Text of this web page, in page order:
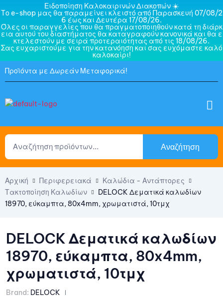
Ειδοποίηση Καλοκαιρινών Διακοπών ☀️
Το e-shop μας θα παραμείνει κλειστό από Παρασκευή 07/08/2
6 έως και Δευτέρα 17/08/26.
Όλες οι παραγγελίες που θα πραγματοποιηθούν κατά τη διάρκ
εια αυτού του διαστήματος θα καταγραφούν κανονικά και θα ε
κτελεστούν με σειρά προτεραιότητας από τις 18/08/26.
Σας ευχαριστούμε για την κατανόηση και σας ευχόμαστε καλό
καλοκαίρι!
Προϊόντα με Δωρεάν Μεταφορικά!
Αναζήτηση
Αρχική Περιφερειακά
Καλώδια - Αντάπτορες
Τακτοποίηση Καλωδίων
DELOCK Δεματικά καλωδίων
18970, εύκαμπτα, 80x4mm, χρωματιστά, 10τμχ
DELOCK Δεματικά καλωδίων
18970, εύκαμπτα, 80x4mm,
χρωματιστά, 10τμχ
Brand: DELOCK